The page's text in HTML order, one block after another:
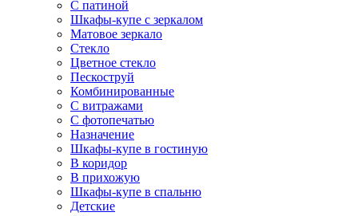
С патиной
Шкафы-купе с зеркалом
Матовое зеркало
Стекло
Цветное стекло
Пескоструй
Комбинированные
С витражами
С фотопечатью
Назначение
Шкафы-купе в гостиную
В коридор
В прихожую
Шкафы-купе в спальню
Детские